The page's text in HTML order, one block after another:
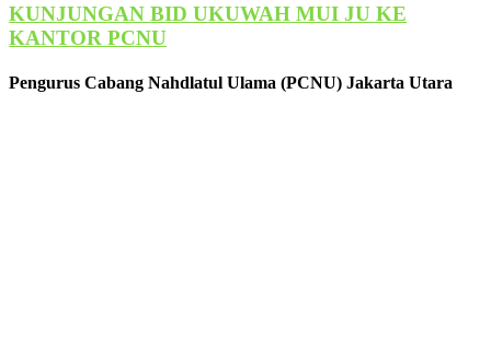
KUNJUNGAN BID UKUWAH MUI JU KE
KANTOR PCNU
Pengurus Cabang Nahdlatul Ulama (PCNU) Jakarta Utara